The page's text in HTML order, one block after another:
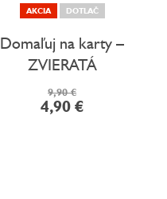
AKCIA DOTLAČ
Domaľuj na karty –
ZVIERATÁ
9,90 €
4,90 €